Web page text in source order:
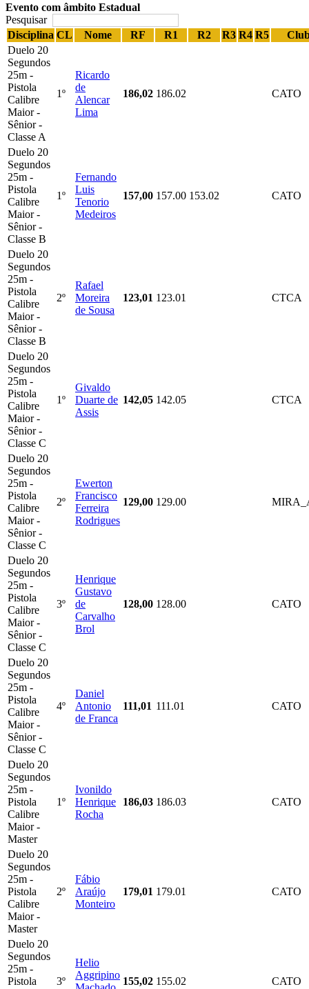
Evento com âmbito Estadual
Pesquisar
Disciplina CL Nome RF R1 R2 R3 R4 R5
Duelo 20
Segundos
25m -
Pistola
Calibre
Maior -
Sênior -
Classe A
1º
Ricardo
de
Alencar
Lima
186,02 186.02 CATO
Duelo 20
Segundos
25m -
Pistola
Calibre
Maior -
Sênior -
Classe B
1º
Fernando
Luis
Tenorio
Medeiros
157,00 157.00 153.02 CATO
Duelo 20
Segundos
25m -
Pistola
Calibre
Maior -
Sênior -
Classe B
2º
Rafael
Moreira
de Sousa
123,01 123.01 CTCA
Duelo 20
Segundos
25m -
Pistola
Calibre
Maior -
Sênior -
Classe C
1º
Givaldo
Duarte de
Assis
142,05 142.05 CTCA
Duelo 20
Segundos
25m -
Pistola
Calibre
Maior -
Sênior -
Classe C
2º
Ewerton
Francisco
Ferreira
Rodrigues
129,00 129.00
Duelo 20
Segundos
25m -
Pistola
Calibre
Maior -
Sênior -
Classe C
3º
Henrique
Gustavo
de
Carvalho
Brol
128,00 128.00 CATO
Duelo 20
Segundos
25m -
Pistola
Calibre
Maior -
Sênior -
Classe C
4º
Daniel
Antonio
de Franca
111,01 111.01 CATO
Duelo 20
Segundos
25m -
Pistola
Calibre
Maior -
Master
1º
Ivonildo
Henrique
Rocha
186,03 186.03 CATO
Duelo 20
Segundos
25m -
Pistola
Calibre
Maior -
Master
2º
Fábio
Araújo
Monteiro
179,01 179.01 CATO
Duelo 20
Segundos
25m -
Pistola
3º
Helio
Aggripino
155,02 155.02 CATO